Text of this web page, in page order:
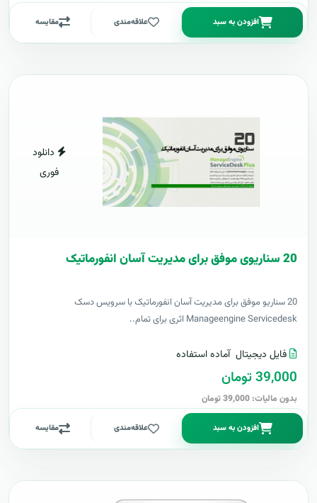
افزودن به سبد علاقه‌مندی مقایسه
دانلود
فوری
20 سناریوی موفق برای مدیریت آسان انفورماتیک
20 سناریو موفق برای مدیریت آسان انفورماتیک با سرویس دسک
Manageengine Servicedesk اثری برای تمام..
فایل دیجیتال آماده استفاده
39,000 تومان
بدون مالیات: 39,000 تومان
افزودن به سبد علاقه‌مندی مقایسه